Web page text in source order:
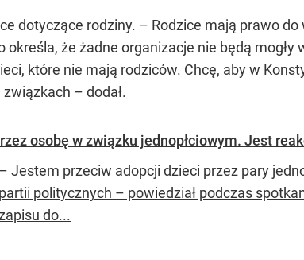
dotyczące rodziny. – Rodzice mają prawo
określa, że żadne organizacje nie będą
które nie mają rodziców. Chcę, aby w
– dodał.
osobę w związku jednopłciowym. Jest
– Jestem przeciw adopcji dzieci przez pary
partii politycznych – powiedział podczas
do...